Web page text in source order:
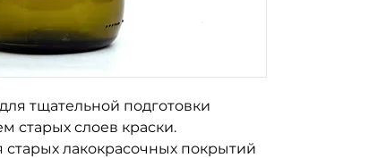
тщательной подготовки
старых слоев краски.
старых лакокрасочных покрытий